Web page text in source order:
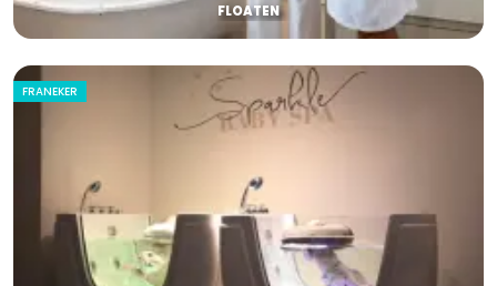
FLOATEN
FRANEKER